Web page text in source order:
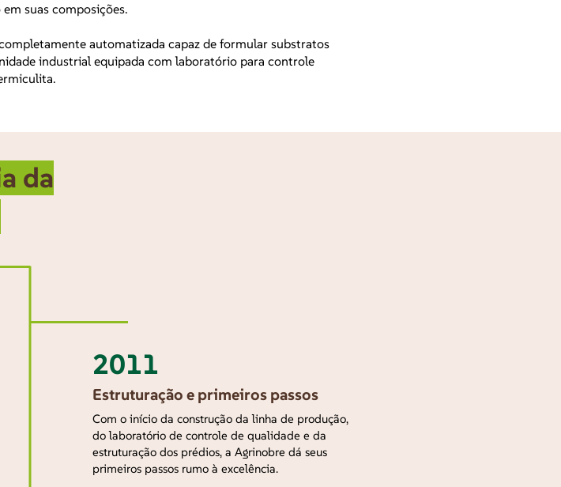
suas composições.
automatizada capaz de formular substratos
industrial equipada com laboratório para controle
da
2011
Estruturação e primeiros passos
​Com o início da construção da linha de produção,
do laboratório de controle de qualidade e da
estruturação dos prédios, a Agrinobre dá seus
primeiros passos rumo à excelência.